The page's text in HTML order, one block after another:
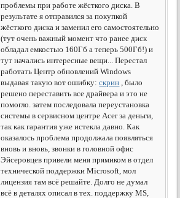
проблемы при работе жёсткого диска. В
результате я отправился за покупкой
жёсткого диска и заменил его самостоятельно
(тут очень важный момент что ранее диск
обладал емкостью 160Гб а теперь 500Гб!) и
тут начались интересные вещи... Перестал
работать Центр обновлений Windows
выдавая такую вот ошибку:скрин , было
решено переставить все драйвера и это не
помогло. затем последовала переустановка
системы в сервисном центре Acer за деньги,
так как гарантия уже истекла давно. Как
оказалось проблема продолжала появляться
вновь и вновь, звонки в головной офис
Эйсеровцев привели меня прямиком в отдел
технической поддержки Microsoft, мол
лицензия там всё решайте. Долго не думал
всё в деталях описал в тех. поддержку MS,